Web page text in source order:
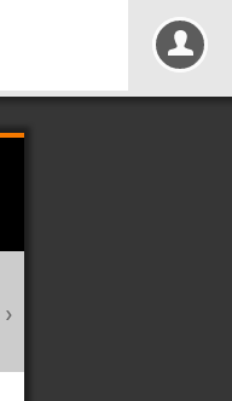
›